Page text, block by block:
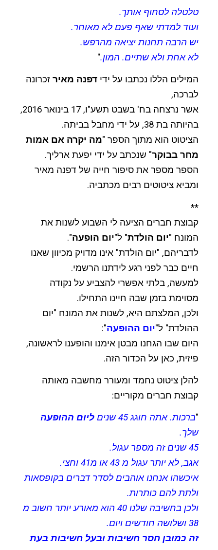
טלטלה לסחוף אותך.
ועוד למדתי שאף פעם לא מאוחר.
יש הרבה תחנות יציאה מהרפש.
לא אחת ולא שתיים. המון."
המילים הללו נכתבו על ידי דפנה מאיר זכרונה
לברכה,
אשר נרצחה בח' בשבט תשע"ו, 17 בינואר 2016,
בהיותה בת 38, על ידי מחבל בביתה.
הציטוט הוא מתוך הספר "מה יקרה אם אמות
מחר בבוקר" שנכתב על ידי יפעת ארליך.
הספר מספר את סיפור חייה של דפנה מאיר
ומביא ציטוטים רבים מכתביה.
**
קבוצת חברים הציעה לי השבוע לשנות את
המונח "יום הולדת" ל"יום הופעה".
לדבריהם, "יום הולדת" אינו מדויק מכיוון שאנו
חיים כבר לפני רגע לידתנו הרשמי.
למעשה, בלתי אפשרי להצביע על נקודה
מסוימת בזמן שבה חיינו התחילו.
ולכן, המלצתם היא, לשנות את המונח "יום
ההולדת" ל"יום ההופעה":
היום שבו הגחנו מבטן אימנו והופענו לראשונה,
פיזית, כאן על הכדור הזה.
להלן ציטוט נחמד ומעורר מחשבה מאותה
קבוצת חברים מקוריים:
"ברכות. אתה חוגג 45 שנים
ליום ההופעה
שלך.
45 שנים זה מספר עגול.
אגב, לא יותר עגול מ 43 או מ41 וחצי.
איכשהו אנחנו אוהבים לסדר דברים בקופסאות
ולתת להם כותרות.
ולכן בחשיבה שלנו 40 הוא מאורע יותר חשוב מ
38 ושלושה חודשים ויום.
זה כמובן חסר חשיבות ובעל חשיבות בעת